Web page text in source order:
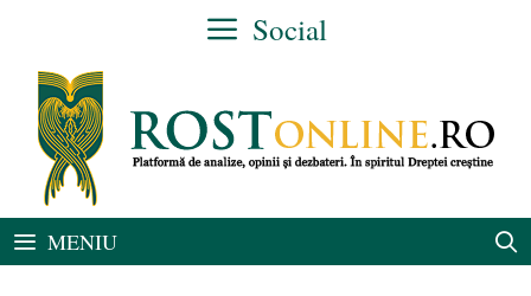
conținut
Social
MENIU